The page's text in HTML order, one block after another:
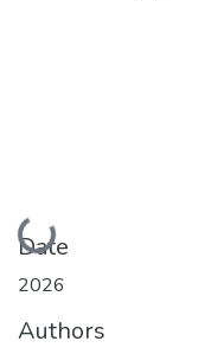
Loading...
Date
2026
Authors